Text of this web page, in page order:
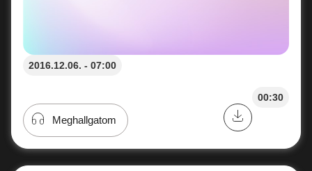
2016.12.06. - 07:00
00:30
Meghallgatom